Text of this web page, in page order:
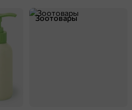
Зоотовары